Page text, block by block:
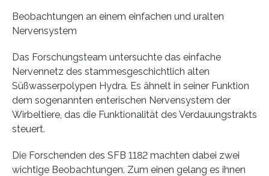
Beobachtungen an einem einfachen und uralten
Nervensystem
Das Forschungsteam untersuchte das einfache
Nervennetz des stammesgeschichtlich alten
Süßwasserpolypen Hydra. Es ähnelt in seiner Funktion
dem sogenannten enterischen Nervensystem der
Wirbeltiere, das die Funktionalität des Verdauungstrakts
steuert.
Die Forschenden des SFB 1182 machten dabei zwei
wichtige Beobachtungen. Zum einen gelang es ihnen